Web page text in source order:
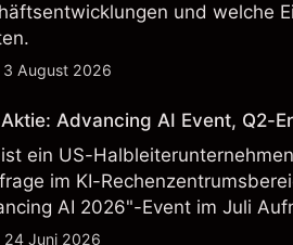
und welche
3 August 2026
Advancing AI Event, Q2-
ein US-
im KI-
AI 2026"-Event im Juli
in der Vergangenheit
24 Juni 2026